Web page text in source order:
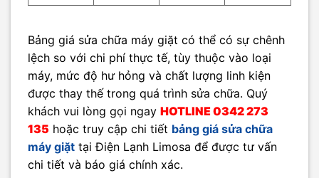
Bảng giá sửa chữa máy giặt có thể có sự chênh
lệch so với chi phí thực tế, tùy thuộc vào loại
máy, mức độ hư hỏng và chất lượng linh kiện
được thay thế trong quá trình sửa chữa. Quý
khách vui lòng gọi ngay HOTLINE 0342 273
135 hoặc truy cập chi tiết bảng giá sửa chữa
máy giặt​​ tại Điện Lạnh Limosa để được tư vấn
chi tiết và báo giá chính xác.